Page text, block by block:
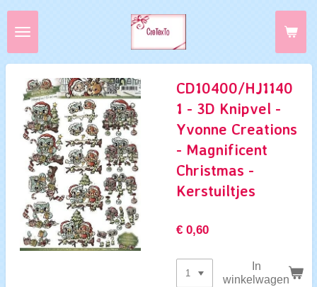
Ga
direct
de
hoofdinhoud
CD10400/HJ1140
1 - 3D Knipvel -
Yvonne Creations
- Magnificent
Christmas -
Kerstuiltjes
€ 0,60
In
winkelwagen